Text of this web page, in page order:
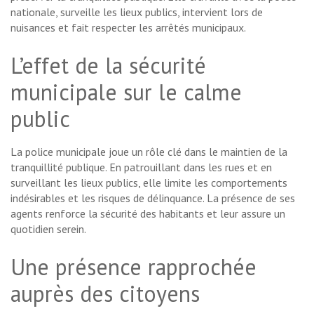
nationale, surveille les lieux publics, intervient lors de
nuisances et fait respecter les arrêtés municipaux.
L’effet de la sécurité
municipale sur le calme
public
La police municipale joue un rôle clé dans le maintien de la
tranquillité publique. En patrouillant dans les rues et en
surveillant les lieux publics, elle limite les comportements
indésirables et les risques de délinquance. La présence de ses
agents renforce la sécurité des habitants et leur assure un
quotidien serein.
Une présence rapprochée
auprès des citoyens